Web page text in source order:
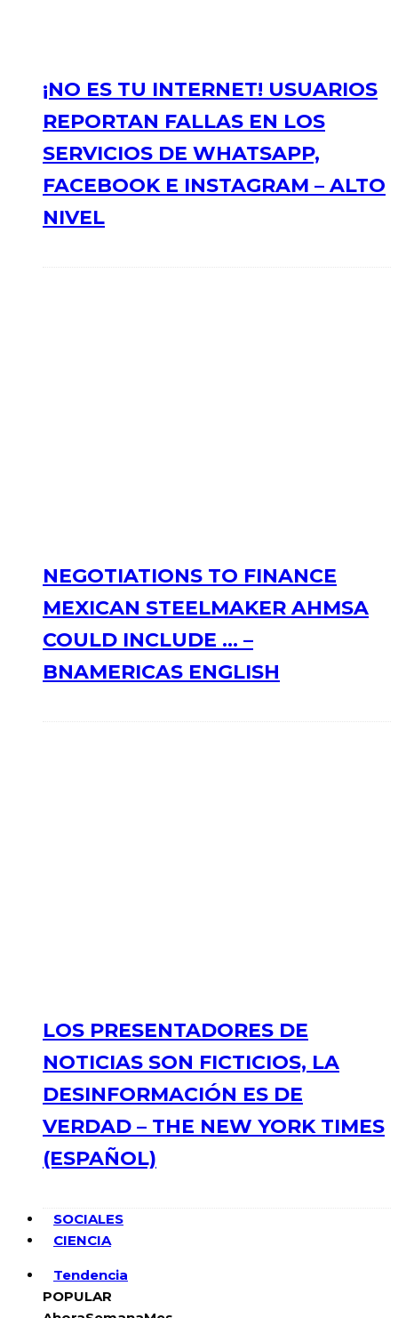
¡NO ES TU INTERNET! USUARIOS
REPORTAN FALLAS EN LOS
SERVICIOS DE WHATSAPP,
FACEBOOK E INSTAGRAM – ALTO
NIVEL
NEGOTIATIONS TO FINANCE
MEXICAN STEELMAKER AHMSA
COULD INCLUDE … –
BNAMERICAS ENGLISH
LOS PRESENTADORES DE
NOTICIAS SON FICTICIOS, LA
DESINFORMACIÓN ES DE
VERDAD – THE NEW YORK TIMES
(ESPAÑOL)
SOCIALES
CIENCIA
Tendencia
POPULAR